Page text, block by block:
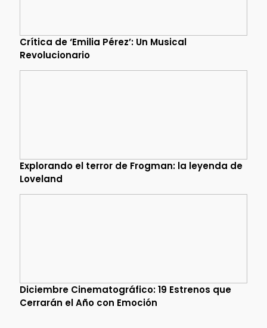
Crítica de ‘Emilia Pérez’: Un Musical
Revolucionario
Explorando el terror de Frogman: la leyenda de
Loveland
Diciembre Cinematográfico: 19 Estrenos que
Cerrarán el Año con Emoción